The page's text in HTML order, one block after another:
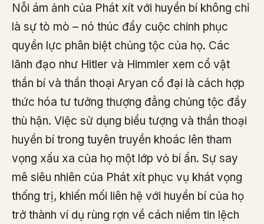
Nỗi ám ảnh của Phát xít với huyền bí không chỉ
là sự tò mò – nó thúc đẩy cuộc chinh phục
quyền lực phân biệt chủng tộc của họ. Các
lãnh đạo như Hitler và Himmler xem cổ vật
thần bí và thần thoại Aryan cổ đại là cách hợp
thức hóa tư tưởng thượng đẳng chủng tộc đầy
thù hận. Việc sử dụng biểu tượng và thần thoại
huyền bí trong tuyên truyền khoác lên tham
vọng xấu xa của họ một lớp vỏ bí ẩn. Sự say
mê siêu nhiên của Phát xít phục vụ khát vọng
thống trị, khiến mối liên hệ với huyền bí của họ
trở thành ví dụ rùng rợn về cách niềm tin lệch